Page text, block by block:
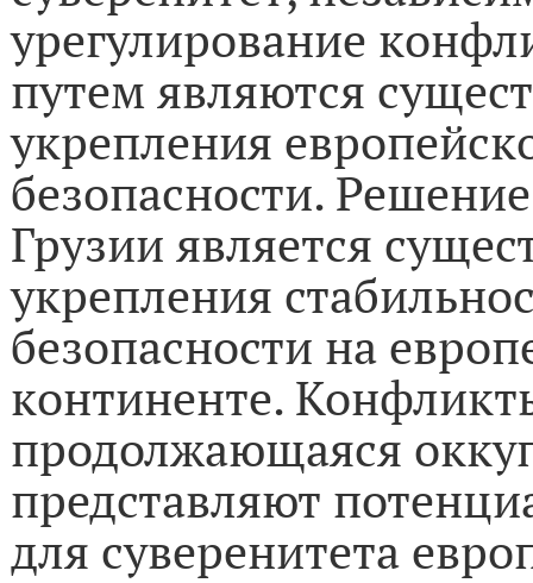
урегулирование
путем являются
укрепления
безопасности.
Грузии является
укрепления
безопасности на
континенте.
продолжающаяся
представляют
для суверенитета